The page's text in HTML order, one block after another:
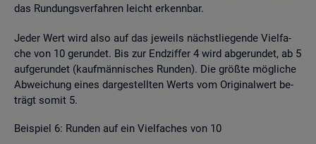
das Run­dungs­ver­fah­ren leicht er­kenn­bar.
Jeder Wert wird also auf das je­weils nächst­lie­gen­de Viel­fa­
che von 10 ge­run­det. Bis zur End­zif­fer 4 wird ab­ge­run­det, ab 5
auf­ge­run­det (kauf­män­ni­sches Run­den). Die grö­ß­te mög­li­che
Ab­wei­chung eines dar­ge­stell­ten Werts vom Ori­gi­nal­wert be­
trägt somit 5.
Bei­spiel 6: Run­den auf ein Viel­fa­ches von 10